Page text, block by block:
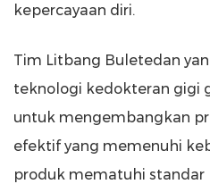
kepercayaan diri.
Tim Litbang Buletedan
teknologi kedokteran gigi
untuk mengembangkan
efektif yang memenuhi
produk mematuhi standar